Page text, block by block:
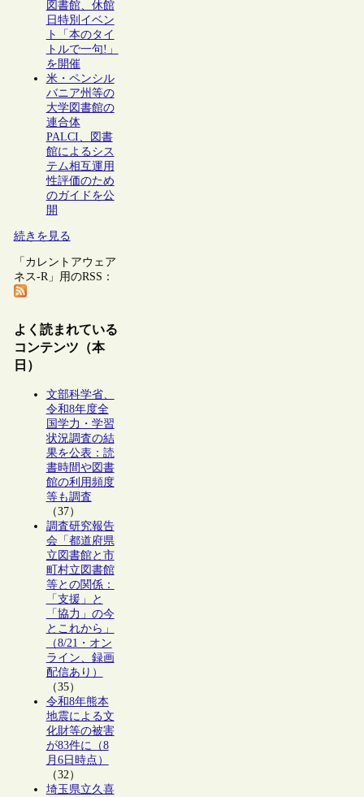
図書館、休館
日特別イベン
ト「本のタイ
トルで一句!」
を開催
米・ペンシル
バニア州等の
大学図書館の
連合体
PALCI、図書
館によるシス
テム相互運用
性評価のため
のガイドを公
開
続きを見る
「カレントアウェア
ネス-R」用のRSS：
よく読まれている
コンテンツ（本
日）
文部科学省、
令和8年度全
国学力・学習
状況調査の結
果を公表：読
書時間や図書
館の利用頻度
等も調査
（37）
調査研究報告
会「都道府県
立図書館と市
町村立図書館
等との関係：
「支援」と
「協力」の今
とこれから」
（8/21・オン
ライン、録画
配信あり）
（35）
令和8年熊本
地震による文
化財等の被害
が83件に（8
月6日時点）
（32）
埼玉県立久喜